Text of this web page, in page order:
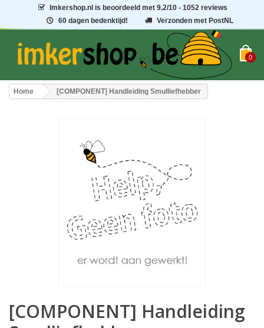
Imkershop.nl is beoordeeld met9.2/10 - 1052 reviews
60 dagen bedenktijd!
Verzonden met PostNL
0
Home [COMPONENT] Handleiding Smulliefhebber
[COMPONENT] Handleiding